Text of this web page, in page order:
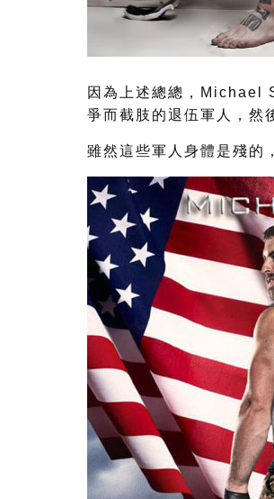
因為上述總總，Michael
爭而截肢的退伍軍人，然
雖然這些軍人身體是殘的